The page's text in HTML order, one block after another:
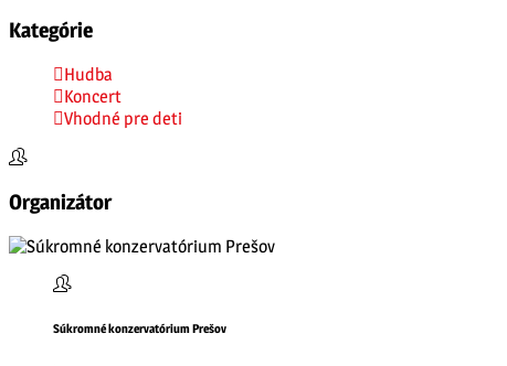
Kategórie
Hudba
Koncert
Vhodné pre deti
Organizátor
Súkromné konzervatórium Prešov